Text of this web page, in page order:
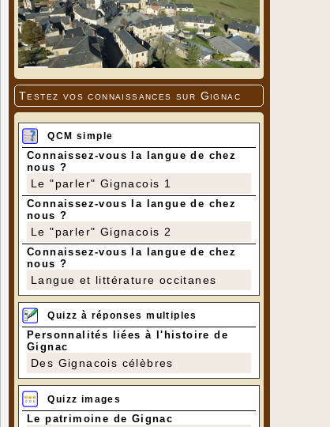
Testez vos connaissances sur Gignac
QCM simple
Connaissez-vous la langue de chez
nous ?
Le "parler" Gignacois 1
Connaissez-vous la langue de chez
nous ?
Le "parler" Gignacois 2
Connaissez-vous la langue de chez
nous ?
Langue et littérature occitanes
Quizz à réponses multiples
Personnalités liées à l'histoire de
Gignac
Des Gignacois célèbres
Quizz images
Le patrimoine de Gignac